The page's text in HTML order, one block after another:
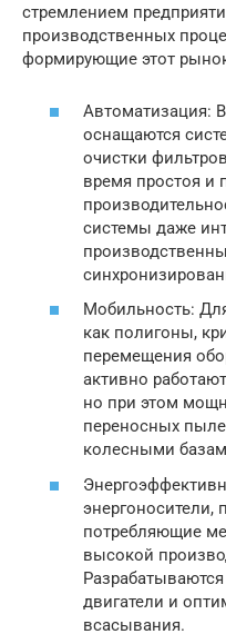
стремлением
производственных
формирующие этот
Автоматизация:
оснащаются
очистки
время простоя и
системы даже
Мобильность:
как полигоны,
перемещения
активно
но при этом
переносных
колесными
энергоносители,
потребляющие
высокой
двигатели и
всасывания.